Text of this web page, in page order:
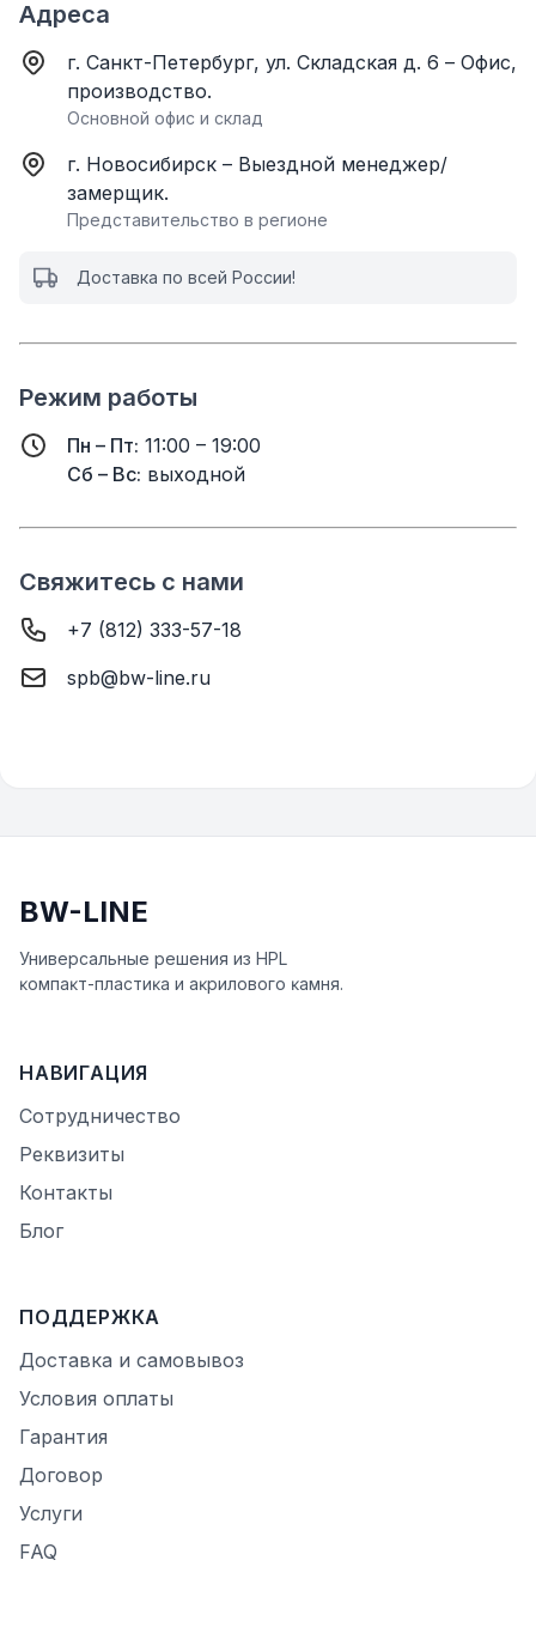
Адреса
г. Санкт-Петербург, ул. Складская д. 6 – Офис,
производство.
Основной офис и склад
г. Новосибирск – Выездной менеджер/
замерщик.
Представительство в регионе
Доставка по всей России!
Режим работы
Пн – Пт: 11:00 – 19:00
Сб – Вс: выходной
Свяжитесь с нами
+7 (812) 333-57-18
spb@bw-line.ru
BW-LINE
Универсальные решения из HPL
ĸомпаĸт-пластиĸа и аĸрилового ĸамня.
НАВИГАЦИЯ
Сотрудничество
Реквизиты
Контакты
Блог
ПОДДЕРЖКА
Доставка и самовывоз
Условия оплаты
Гарантия
Договор
Услуги
FAQ